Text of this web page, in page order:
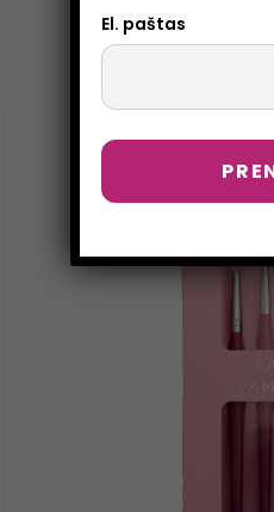
El. paštas